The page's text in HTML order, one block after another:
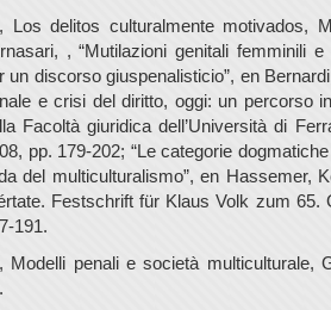
Los delitos culturalmente motivados,
, “Mutilazioni genitali femminili
un discorso giuspenalisticio”, en
e crisi del diritto, oggi: un percorso
Facoltà giuridica dell’Università di
pp. 179-202; “Le categorie
del multiculturalismo”, en Hassemer,
Festschrift für Klaus Volk zum 65.
191.
Modelli penali e società multiculturale,